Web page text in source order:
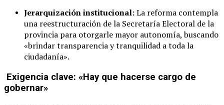
Jerarquización institucional:La reforma contempla
una reestructuración de la Secretaría Electoral de la
provincia para otorgarle mayor autonomía, buscando
«brindar transparencia y tranquilidad a toda la
ciudadanía».
Exigencia clave: «Hay que hacerse cargo de
gobernar»